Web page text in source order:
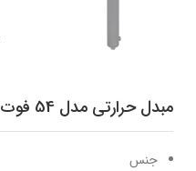
مبدل حرارتی مدل 54 فوت
جنس